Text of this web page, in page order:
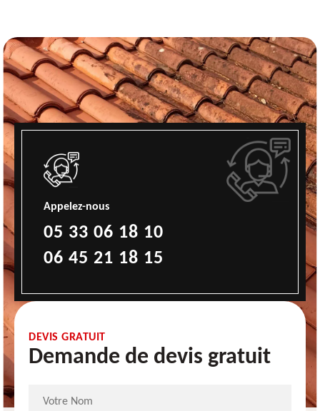
Appelez-nous
05 33 06 18 10
06 45 21 18 15
DEVIS GRATUIT
Demande de devis gratuit